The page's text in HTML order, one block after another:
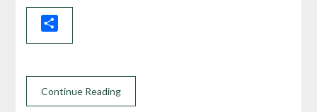
Continue Reading